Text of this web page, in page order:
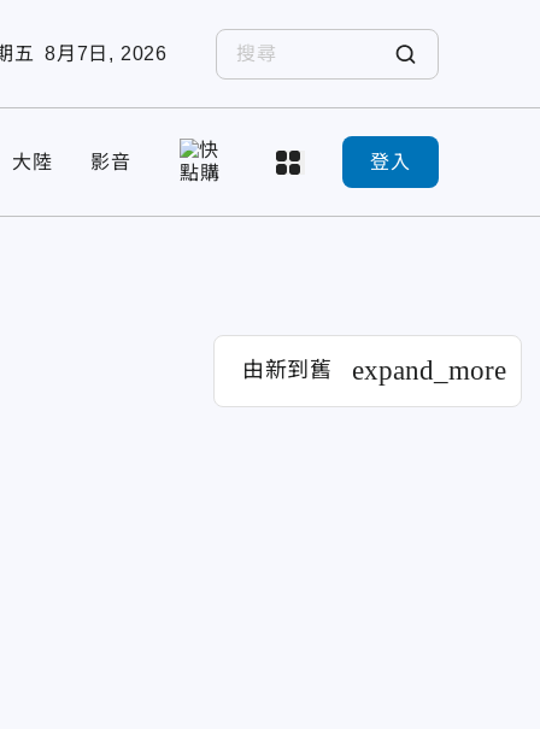
五 8月7日, 2026
大陸 影音 登入
由新到舊 expand_more